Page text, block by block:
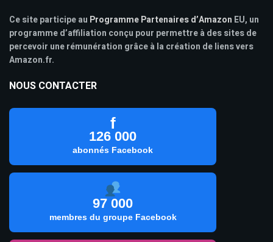
Ce site participe au Programme Partenaires d’Amazon EU, un
programme d’affiliation conçu pour permettre à des sites de
percevoir une rémunération grâce à la création de liens vers
Amazon.fr.
NOUS CONTACTER
f
126 000
abonnés Facebook
97 000
membres du groupe Facebook